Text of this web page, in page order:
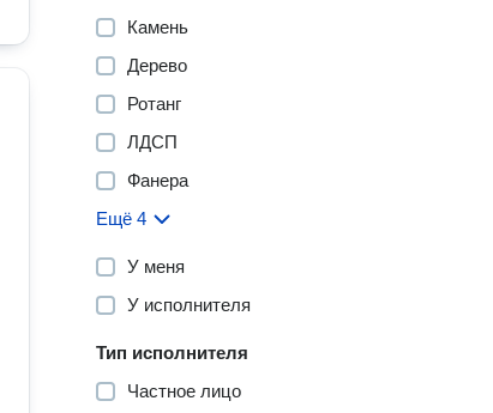
Камень
Дерево
Ротанг
ЛДСП
Фанера
Ещё 4
У меня
У исполнителя
Тип исполнителя
Частное лицо